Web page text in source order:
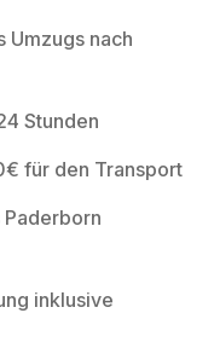
Umzugs nach
Stunden
für den Transport
inklusive